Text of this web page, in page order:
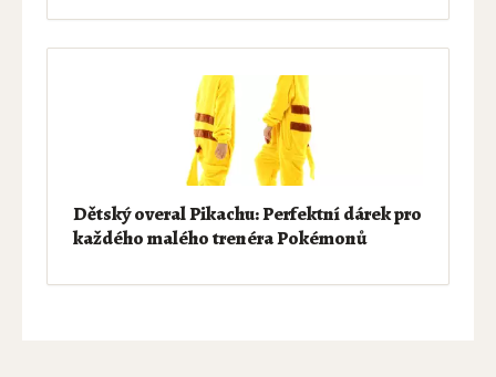
Dětský overal Pikachu: Perfektní dárek pro
každého malého trenéra Pokémonů